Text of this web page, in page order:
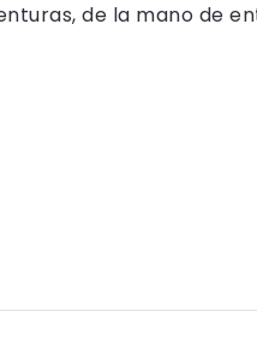
de la mano de